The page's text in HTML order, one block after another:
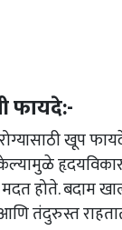
फायदे:-
खूप
होते. बदाम
तंदुरुस्त